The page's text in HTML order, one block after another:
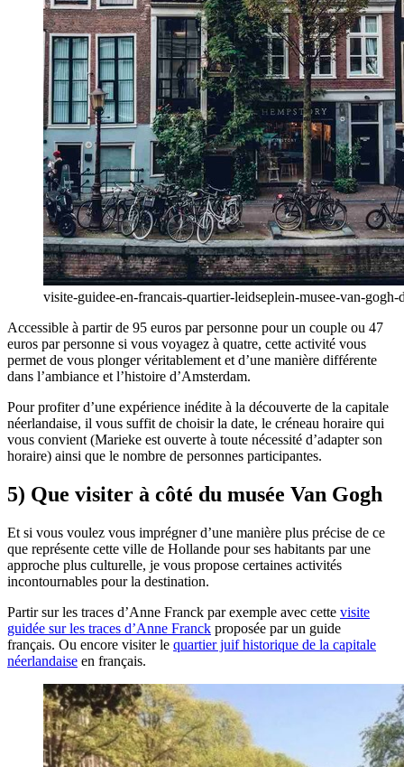
visite-guidee-en-francais-quartier-leidseplein-musee-van-gogh-
Accessible à partir de 95 euros par personne pour un couple ou 47
euros par personne si vous voyagez à quatre, cette activité vous
permet de vous plonger véritablement et d’une manière différente
dans l’ambiance et l’histoire d’Amsterdam.
Pour profiter d’une expérience inédite à la découverte de la capitale
néerlandaise, il vous suffit de choisir la date, le créneau horaire qui
vous convient (Marieke est ouverte à toute nécessité d’adapter son
horaire) ainsi que le nombre de personnes participantes.
5) Que visiter à côté du musée Van Gogh
Et si vous voulez vous imprégner d’une manière plus précise de ce
que représente cette ville de Hollande pour ses habitants par une
approche plus culturelle, je vous propose certaines activités
incontournables pour la destination.
Partir sur les traces d’Anne Franck par exemple avec cette visite
guidée sur les traces d’Anne Franck proposée par un guide
français. Ou encore visiter le quartier juif historique de la capitale
néerlandaise en français.